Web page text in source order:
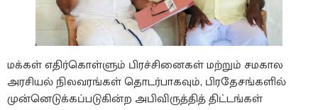
​​மக்கள் எதிர்கொள்ளும் பிரச்சினைகள் மற்றும் சமகால
அரசியல் நிலவரங்கள் தொடர்பாகவும், பிரதேசங்களில்
முன்னெடுக்கப்படுகின்ற அபிவிருத்தித் திட்டங்கள்